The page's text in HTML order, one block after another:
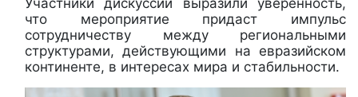
Участники дискуссии выразили уверенность,
что мероприятие придаст импульс
сотрудничеству между региональными
структурами, действующими на евразийском
континенте, в интересах мира и стабильности.